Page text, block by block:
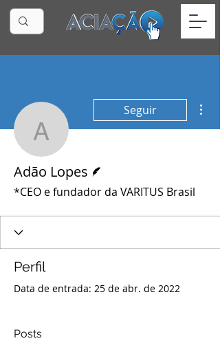
Adão Lopes
Seguir
Adão Lopes
*CEO e fundador da VARITUS Brasil
Perfil
Data de entrada: 25 de abr. de 2022
Posts